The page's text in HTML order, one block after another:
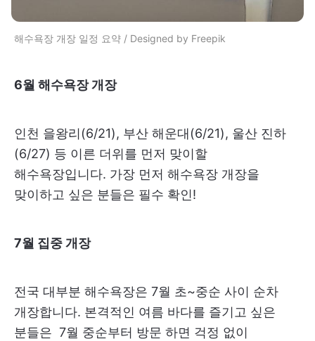
해수욕장 개장 일정 요약 / Designed by Freepik
6월 해수욕장 개장
인천 을왕리(6/21), 부산 해운대(6/21), 울산 진하
(6/27) 등 이른 더위를 먼저 맞이할
해수욕장입니다. 가장 먼저 해수욕장 개장을
맞이하고 싶은 분들은 필수 확인!
7월 집중 개장
전국 대부분 해수욕장은 7월 초~중순 사이 순차
개장합니다. 본격적인 여름 바다를 즐기고 싶은
분들은 7월 중순부터 방문 하면 걱정 없이